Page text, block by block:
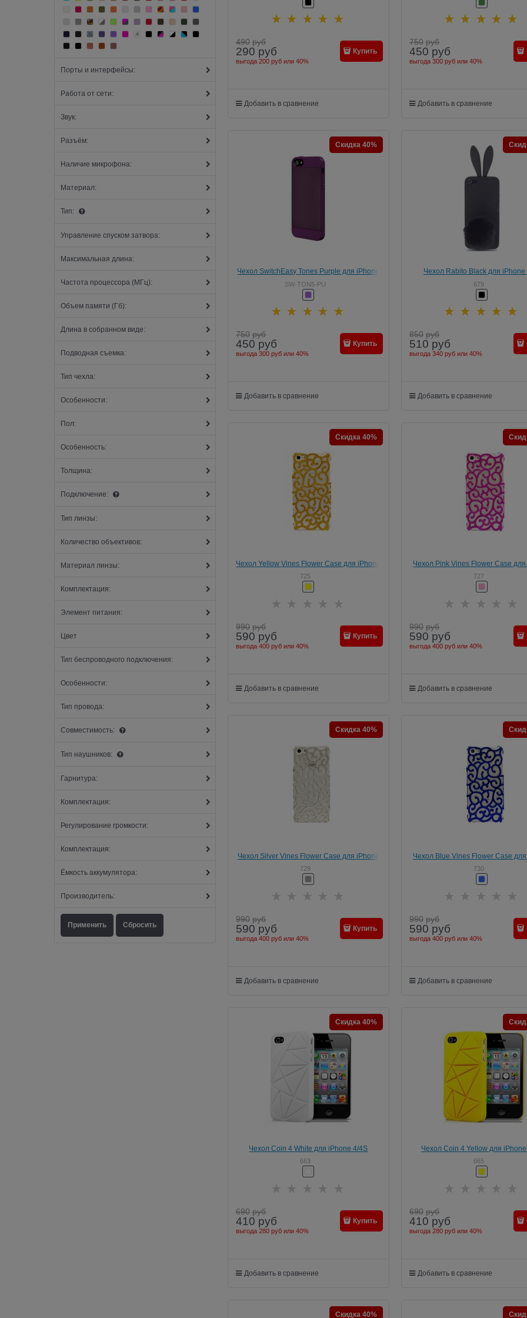
Порты и интерфейсы:
Работа от сети:
Звук:
Разъём:
Наличие микрофона:
Материал:
Тип:
Управление спуском затвора:
Максимальная длина:
Частота процессора (МГц):
Объем памяти (Гб):
Длина в собранном виде:
Подводная съемка:
Тип чехла:
Особенности:
Пол:
Особенность:
Толщина:
Подключение:
Тип линзы:
Количество объективов:
Материал линзы:
Комплектация:
Элемент питания:
Цвет
Тип беспроводного подключения:
Особенности:
Тип провода:
Совместимость:
Тип наушников:
Гарнитура:
Комплектация:
Регулирование громкости:
Комплектация:
Ёмкость аккумулятора:
Производитель:
490 руб
290 руб
выгода 200 руб или 40%
Купить
Добавить в сравнение
750 руб
450 руб
выгода 300 рубили 40%
Добавить в сравнение
Чехол SwitchEasy Tones Purple для iPhone
SE/5/5s (SW-TON5-PU)
SW-TON5-PU
Скидка 40%
750 руб
450 руб
выгода 300 руб или 40%
Купить
Добавить в сравнение
Чехол Rabito Black для iPhone
679
850 руб
510 руб
выгода 340 рубили 40%
Добавить в сравнение
Чехол Yellow Vines Flower Case для iPhone
SE/5/5s
725
Скидка 40%
990 руб
590 руб
выгода 400 руб или 40%
Купить
Добавить в сравнение
Чехол Pink Vines Flower Case
SE/5/5s
727
990 руб
590 руб
выгода 400 рубили 40%
Добавить в сравнение
Чехол Silver Vines Flower Case для iPhone
SE/5/5s
729
Скидка 40%
990 руб
590 руб
выгода 400 руб или 40%
Купить
Добавить в сравнение
Чехол Blue Vines Flower Case
SE/5/5s
730
990 руб
590 руб
выгода 400 рубили 40%
Добавить в сравнение
Чехол Coin 4 White для iPhone 4/4S
663
Скидка 40%
690 руб
410 руб
выгода 280 руб или 40%
Купить
Добавить в сравнение
Чехол Coin 4 Yellow для
665
690 руб
410 руб
выгода 280 рубили 40%
Добавить в сравнение
Скидка 40%